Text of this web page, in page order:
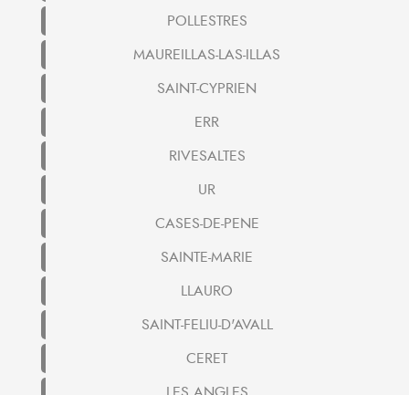
POLLESTRES
MAUREILLAS-LAS-ILLAS
SAINT-CYPRIEN
ERR
RIVESALTES
UR
CASES-DE-PENE
SAINTE-MARIE
LLAURO
SAINT-FELIU-D'AVALL
CERET